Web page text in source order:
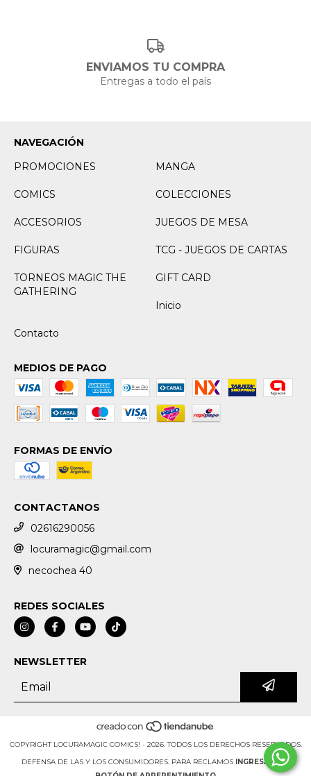
ENVIAMOS TU COMPRA
Entregas a todo el país
NAVEGACIÓN
PROMOCIONES
MANGA
COMICS COLECCIONES
ACCESORIOS JUEGOS DE MESA
FIGURAS TCG - JUEGOS DE CARTAS
TORNEOS MAGIC THE
GATHERING
GIFT CARD
Inicio
Contacto
MEDIOS DE PAGO
FORMAS DE ENVÍO
CONTACTANOS
02616290056
locuramagic@gmail.com
necochea 40
REDES SOCIALES
NEWSLETTER
COPYRIGHT LOCURAMAGIC COMICS! - 2026. TODOS LOS DERECHOS RESERVADOS.
DEFENSA DE LAS Y LOS CONSUMIDORES. PARA RECLAMOS
INGRESÁ ACÁ.